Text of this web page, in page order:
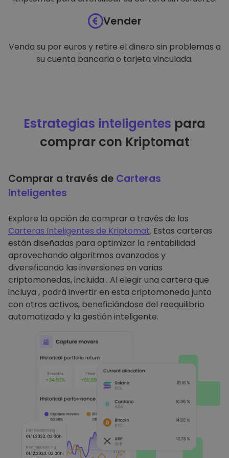
Vender
Venda su por euros y retire el dinero sin problemas a
su cuenta bancaria o tarjeta vinculada.
Estrategias inteligentes para
comprar con Kriptomat
Comprar a través de Carteras
Inteligentes
Explore la opción de comprar a través de los
Carteras Inteligentes de Kriptomat. Estas carteras
están diseñadas para optimizar la rentabilidad
aprovechando algoritmos avanzados y
diversificando las inversiones en varias
criptomonedas, incluida . Al elegir una cartera que
incluya , podrá invertir en esta criptomoneda junto
con otros activos, beneficiándose del reequilibrio
automatizado y la gestión inteligente.